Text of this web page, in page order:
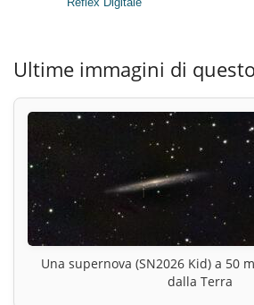
Ultime immagini di
Una supernova (SN2026 Kid) a 50
dalla Terra